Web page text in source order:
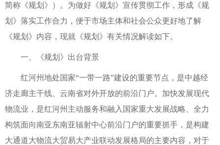
简称《规划》）。为做好《规划》宣传贯彻工作，形成《规
划》落实工作合力，便于市场主体和社会公众更好地了解
《规划》内容，现就《规划》有关情况解读如下。
一、《规划》出台背景
红河州地处国家“一带一路”建设的重要节点，是中越经
济走廊主干线、云南省对外开放的前沿门户。加快发展现代
物流业，是红河州主动服务和融入国家重大发展战略、全力
构筑面向南亚东南亚辐射中心前沿门户的重要抓手，是构建
大通道大物流大贸易大产业联动发展格局的主要内容，对于